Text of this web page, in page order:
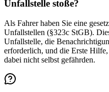
Unfallstelle stoße?
Als Fahrer haben Sie eine
Unfallstellen (§323c StGB).
Unfallstelle, die
erforderlich, und die Erste
dabei nicht selbst gefährden.